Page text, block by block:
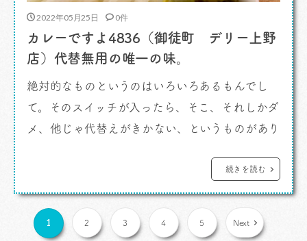
2022年05月25日 0件
カレーですよ4836（御徒町 デリー上野
店）代替無用の唯一の味。
絶対的なものというのはいろいろあるもんでし
て。そのスイッチが入ったら、そこ、それしかダ
メ、他じゃ代替えがきかない、というものがあり
でもそういうものが多々あるんです。わたしだっ
たら筆頭は幡ヶ谷の「スパイス」のエッグ入り
ポークチキン。もうあれは代替え絶対に効かな
い。 あとはやっぱりあそこです。何とかあれと
続きを読む
1 2 3 4 5 Next